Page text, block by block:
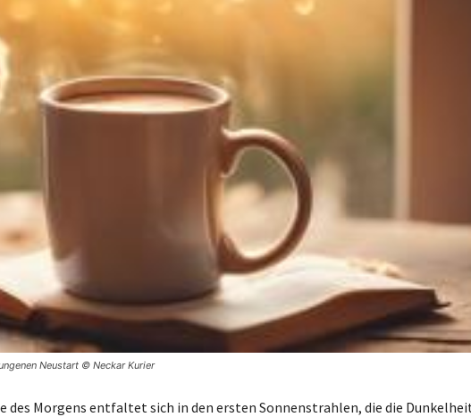
Neustart © Neckar Kurier
des Morgens entfaltet sich in den ersten Sonnenstrahlen, die die